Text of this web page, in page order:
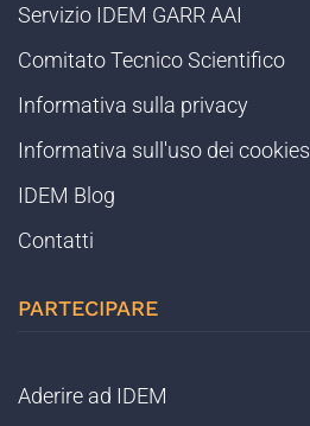
Servizio IDEM GARR AAI
Comitato Tecnico Scientifico
Informativa sulla privacy
Informativa sull'uso dei cookies
IDEM Blog
Contatti
PARTECIPARE
Aderire ad IDEM